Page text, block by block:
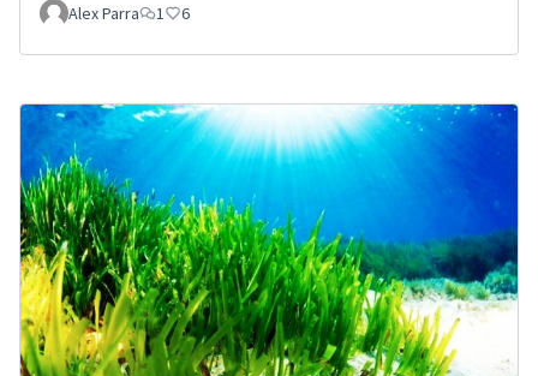
Alex Parra 1 6